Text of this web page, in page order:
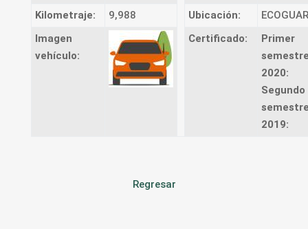
Kilometraje:
9,988 Ubicación:
Imagen
vehículo:
Certificado:
Primer
2020:
Segundo
2019:
Regresar